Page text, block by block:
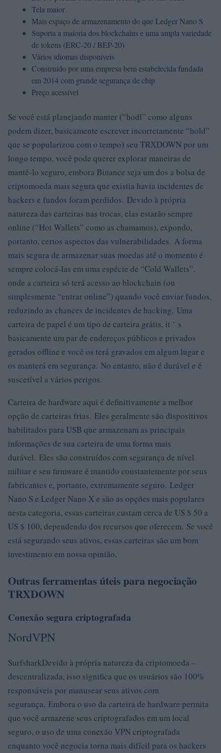
Tela maior
Mais espaço de armazenamento do que Ledger Nano S
Suporta a maioria dos blockchains e uma ampla variedade
de tokens (ERC-20 / BEP-20)
Vários idiomas disponíveis
Construído por uma empresa bem estabelecida fundada
em 2014 com grande segurança de chip
Preço acessível
Se você está planejando manter (“hodl” como alguns
podem dizer, basicamente escrever incorretamente “hold”
que se popularizou com o tempo) seu TRXDOWN por um
longo tempo, você pode querer explorar maneiras de
mantê-lo seguro, embora Binance seja um dos a bolsa de
criptomoeda mais segura que existia havia incidentes de
hackers e fundos foram perdidos. Devido à própria
natureza das carteiras nas trocas, elas estarão sempre
online (“Hot Wallets” como as chamamos), expondo,
portanto, certos aspectos das vulnerabilidades. A forma
mais segura de armazenar suas moedas até o momento é
sempre colocá-las em uma espécie de “Cold Wallets”,
onde a carteira só terá acesso ao blockchain (ou
simplesmente “entrar online”) quando você enviar fundos,
reduzindo as chances de incidentes de hacking. Uma
carteira de papel é um tipo de carteira grátis, it ‘ s
basicamente um par de endereços públicos e privados
gerados offline e você os terá gravados em algum lugar e
os manterá em segurança. No entanto, não é durável e é
suscetível a vários perigos.
Carteira de hardware aqui é definitivamente a melhor
opção de carteiras frias. Eles geralmente são dispositivos
habilitados para USB que armazenam as principais
informações de sua carteira de uma forma mais
durável. Eles são construídos com segurança de nível
militar e seu firmware é mantido constantemente por seus
fabricantes e, portanto, extremamente seguro. Ledger
Nano S e Ledger Nano X e são as opções mais populares
nesta categoria, essas carteiras custam cerca de US $ 50 a
US $ 100, dependendo dos recursos que oferecem. Se você
está segurando seus ativos, essas carteiras são um bom
investimento em nossa opinião.
Outras ferramentas úteis para negociação
TRXDOWN
Conexão segura criptografada
NordVPN
SurfsharkDevido à própria natureza da criptomoeda –
descentralizada, isso significa que os usuários são 100%
responsáveis ​​por manusear seus ativos com
segurança. Embora o uso da carteira de hardware permita
que você armazene seus criptografados em um local
seguro, o uso de uma conexão VPN criptografada
enquanto você negocia torna mais difícil para os hackers